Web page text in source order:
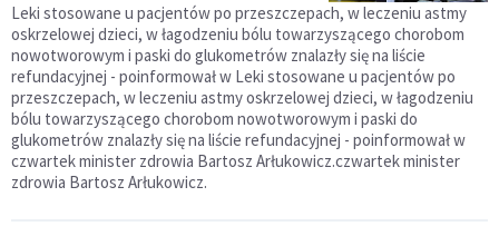
Leki stosowane u pacjentów po przeszczepach, w leczeniu astmy
oskrzelowej dzieci, w łagodzeniu bólu towarzyszącego chorobom
nowotworowym i paski do glukometrów znalazły się na liście
refundacyjnej - poinformował w Leki stosowane u pacjentów po
przeszczepach, w leczeniu astmy oskrzelowej dzieci, w łagodzeniu
bólu towarzyszącego chorobom nowotworowym i paski do
glukometrów znalazły się na liście refundacyjnej - poinformował w
czwartek minister zdrowia Bartosz Arłukowicz.czwartek minister
zdrowia Bartosz Arłukowicz.